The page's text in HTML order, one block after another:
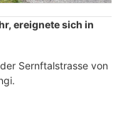
ereignete sich in
Sernftalstrasse von